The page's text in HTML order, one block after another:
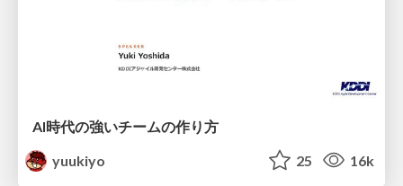
AI時代の強いチームの作り方
yuukiyo
25 16k